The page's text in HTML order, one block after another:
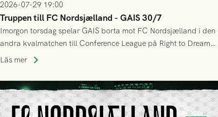
2026-07-29 19:00
Truppen till FC Nordsjælland - GAIS 30/7
Imorgon torsdag spelar GAIS borta mot FC Nordsjælland i den
andra kvalmatchen till Conference League på Right to Dream
Park! Fredrik Holmberg och ledarstaben har tagit ut följande
Läs mer